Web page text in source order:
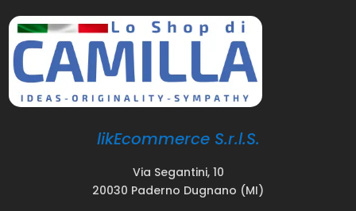
likEcommerce S.r.l.S.
Via Segantini, 10
20030 Paderno Dugnano (MI)